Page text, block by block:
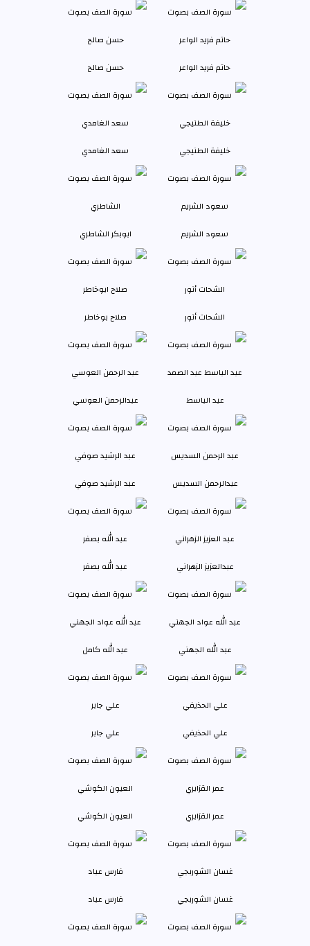
حاتم فريد الواعر حسن صالح
خليفة الطنيجي سعد الغامدي
سعود الشريم ابوبكر الشاطري
الشحات أنور صلاح بوخاطر
عبد الباسط عبدالرحمن العوسي
عبدالرحمن السديس عبد الرشيد صوفي
عبدالعزيز الزهراني عبد الله بصفر
عبد الله الجهني عبد الله كامل
علي الحذيفي علي جابر
عمر القزابري العيون الكوشي
غسان الشوربجي فارس عباد